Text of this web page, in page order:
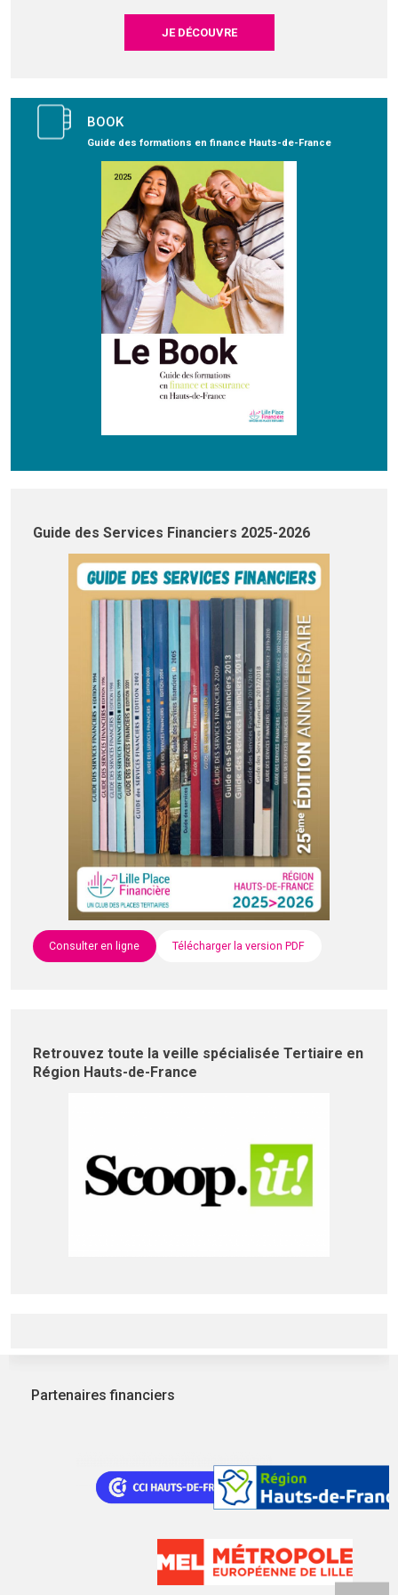
JE DÉCOUVRE
BOOK
Guide des formations en finance Hauts-de-France
Guide des Services Financiers 2025-2026
Consulter en ligne Télécharger la version PDF
Retrouvez toute la veille spécialisée Tertiaire en
Région Hauts-de-France
Partenaires financiers